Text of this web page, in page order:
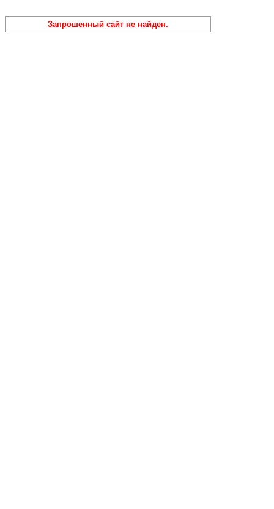
Запрошенный сайт не найден.